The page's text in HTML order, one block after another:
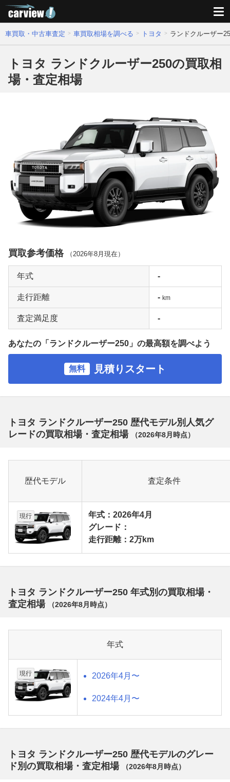
車買取・中古車査定 車買取相場を調べる トヨタ ランドクルーザー
トヨタ ランドクルーザー250の買取相
場・査定相場
買取参考価格 （ 2026年8月 現在）
年式 -
走行距離 - km
査定満足度 -
あなたの「ランドクルーザー250」の最高額を調べよう
無料 見積りスタート
トヨタ ランドクルーザー250 歴代モデル別人気グ
レードの買取相場・査定相場
（2026年8月 時点）
歴代モデル 査定条件
現行
年式：2026年4月
グレード：
走行距離：2万km
トヨタ ランドクルーザー250 年式別の買取相場・
査定相場
（2026年8月 時点）
年式
現行 2026年4月〜
2024年4月〜
トヨタ ランドクルーザー250 歴代モデルのグレー
ド別の買取相場・査定相場
（2026年8月 時点）